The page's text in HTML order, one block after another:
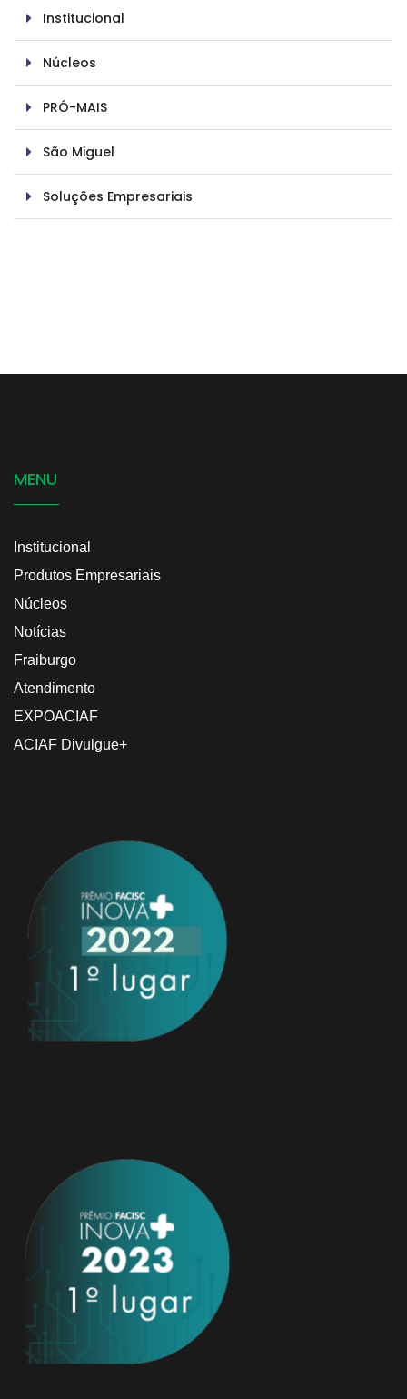
Institucional
Núcleos
PRÓ-MAIS
São Miguel
Soluções Empresariais
MENU
Institucional
Produtos Empresariais
Núcleos
Notícias
Fraiburgo
Atendimento
EXPOACIAF
ACIAF Divulgue+